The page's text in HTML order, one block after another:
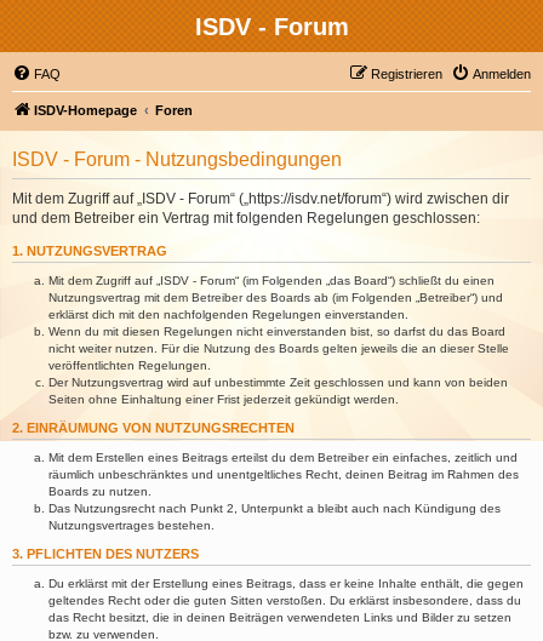
ISDV - Forum
FAQ Anmelden
Registrieren
ISDV-Homepage Foren
ISDV - Forum - Nutzungsbedingungen
Mit dem Zugriff auf „ISDV - Forum“ („https://isdv.net/forum“) wird zwischen dir
und dem Betreiber ein Vertrag mit folgenden Regelungen geschlossen:
1. NUTZUNGSVERTRAG
Mit dem Zugriff auf „ISDV - Forum“ (im Folgenden „das Board“) schließt du einen
Nutzungsvertrag mit dem Betreiber des Boards ab (im Folgenden „Betreiber“) und
erklärst dich mit den nachfolgenden Regelungen einverstanden.
Wenn du mit diesen Regelungen nicht einverstanden bist, so darfst du das Board
nicht weiter nutzen. Für die Nutzung des Boards gelten jeweils die an dieser Stelle
veröffentlichten Regelungen.
Der Nutzungsvertrag wird auf unbestimmte Zeit geschlossen und kann von beiden
Seiten ohne Einhaltung einer Frist jederzeit gekündigt werden.
2. EINRÄUMUNG VON NUTZUNGSRECHTEN
Mit dem Erstellen eines Beitrags erteilst du dem Betreiber ein einfaches, zeitlich und
räumlich unbeschränktes und unentgeltliches Recht, deinen Beitrag im Rahmen des
Boards zu nutzen.
Das Nutzungsrecht nach Punkt 2, Unterpunkt a bleibt auch nach Kündigung des
Nutzungsvertrages bestehen.
3. PFLICHTEN DES NUTZERS
Du erklärst mit der Erstellung eines Beitrags, dass er keine Inhalte enthält, die gegen
geltendes Recht oder die guten Sitten verstoßen. Du erklärst insbesondere, dass du
das Recht besitzt, die in deinen Beiträgen verwendeten Links und Bilder zu setzen
bzw. zu verwenden.